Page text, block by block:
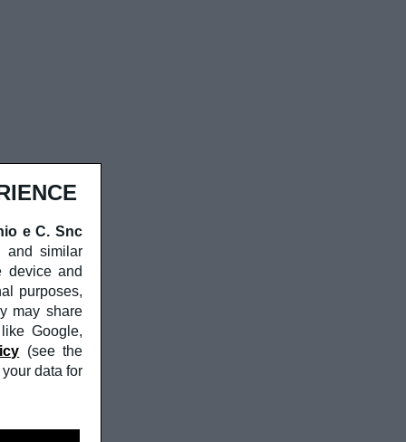
e C. Snc
and similar
device and
purposes,
may share
Google,
(see the
data for